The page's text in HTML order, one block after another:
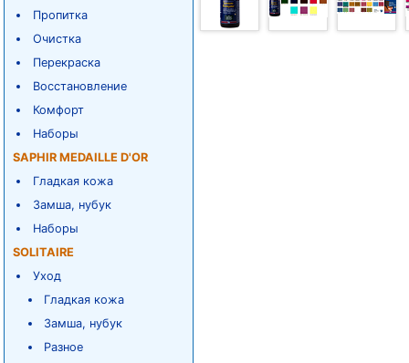
Пропитка
Очистка
Перекраска
Восстановление
Комфорт
Наборы
SAPHIR MEDAILLE D'OR
Гладкая кожа
Замша, нубук
Наборы
SOLITAIRE
Уход
Гладкая кожа
Замша, нубук
Разное